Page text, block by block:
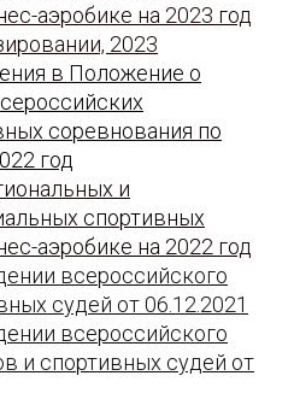
аэробике на 2023 год
2023
в Положение о
соревнования по
год
и
спортивных
аэробике на 2022 год
всероссийского
судей от 06.12.2021
всероссийского
и спортивных судей от